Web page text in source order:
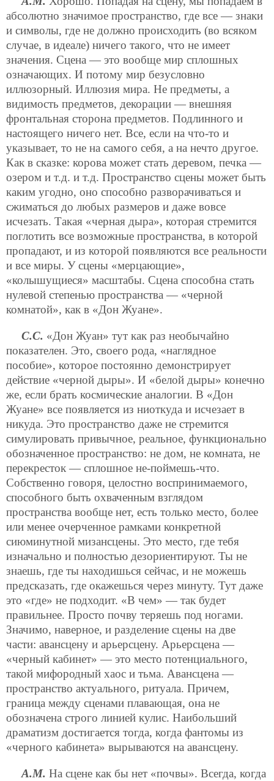
абсолютно значимое пространство, где все — знаки
и символы, где не должно происходить (во всяком
случае, в идеале) ничего такого, что не имеет
значения. Сцена — это вообще мир сплошных
означающих. И потому мир безусловно
иллюзорный. Иллюзия мира. Не предметы, а
видимость предметов, декорации — внешняя
фронтальная сторона предметов. Подлинного и
настоящего ничего нет. Все, если на что-то и
указывает, то не на самого себя, а на нечто другое.
Как в сказке: корова может стать деревом, печка —
озером и т.д. и т.д. Пространство сцены может быть
каким угодно, оно способно разворачиваться и
сжиматься до любых размеров и даже вовсе
исчезать. Такая «черная дыра», которая стремится
поглотить все возможные пространства, в которой
пропадают, и из которой появляются все реальности
и все миры. У сцены «мерцающие»,
«колышущиеся» масштабы. Сцена способна стать
нулевой степенью пространства — «черной
комнатой», как в «Дон Жуане».
С.С. «Дон Жуан» тут как раз необычайно
показателен. Это, своего рода, «наглядное
пособие», которое постоянно демонстрирует
действие «черной дыры». И «белой дыры» конечно
же, если брать космические аналогии. В «Дон
Жуане» все появляется из ниоткуда и исчезает в
никуда. Это пространство даже не стремится
симулировать привычное, реальное, функционально
обозначенное пространство: не дом, не комната, не
перекресток — сплошное не-поймешь-что.
Собственно говоря, целостно воспринимаемого,
способного быть охваченным взглядом
пространства вообще нет, есть только место, более
или менее очерченное рамками конкретной
сиюминутной мизансцены. Это место, где тебя
изначально и полностью дезориентируют. Ты не
знаешь, где ты находишься сейчас, и не можешь
предсказать, где окажешься через минуту. Тут даже
это «где» не подходит. «В чем» — так будет
правильнее. Просто почву теряешь под ногами.
Значимо, наверное, и разделение сцены на две
части: авансцену и арьерсцену. Арьерсцена —
«черный кабинет» — это место потенциального,
такой мифородный хаос и тьма. Авансцена —
пространство актуального, ритуала. Причем,
граница между сценами плавающая, она не
обозначена строго линией кулис. Наибольший
драматизм достигается тогда, когда фантомы из
«черного кабинета» вырываются на авансцену.
А.М. На сцене как бы нет «почвы». Всегда, когда